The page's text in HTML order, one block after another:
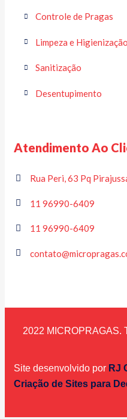
Controle de Pragas
Limpeza e Higienização
Sanitização
Desentupimento
Atendimento Ao
Rua Peri, 63 Pq
11 96990-6409
11 96990-6409
2022 MICROPRAGAS.
Site desenvolvido por RJ
Criação de Sites para